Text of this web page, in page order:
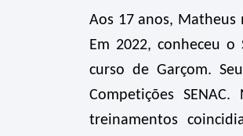
Aos 17 anos, Matheus
Em 2022, conheceu
curso de Garçom.
Competições
treinamentos